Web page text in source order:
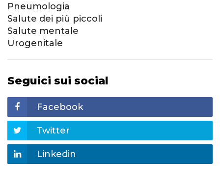
Pneumologia
Salute dei più piccoli
Salute mentale
Urogenitale
Seguici sui social
Facebook
Twitter
Linkedin